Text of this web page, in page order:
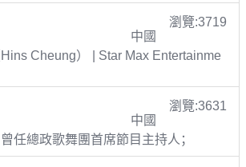
瀏覽:3719
中國
Cheung） | Star Max Entertainme
瀏覽:3631
中國
任總政歌舞團首席節目主持人；